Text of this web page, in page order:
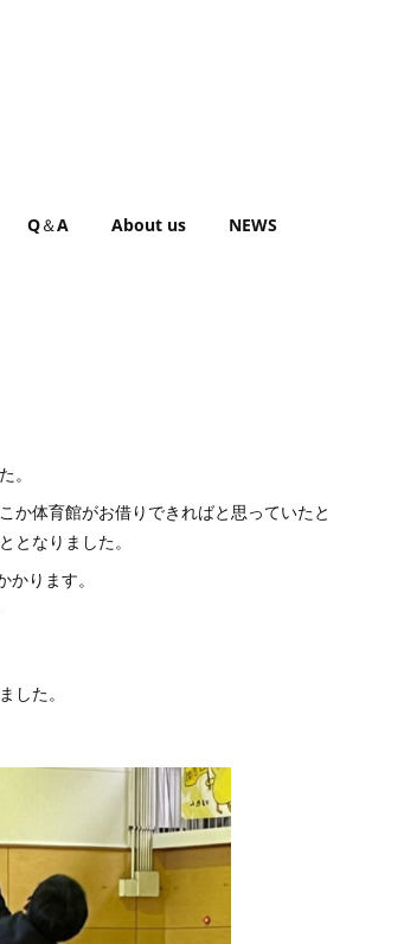
Q＆A About us NEWS
。
か体育館がお借りできればと思っていたと
となりました。
ります。
した。